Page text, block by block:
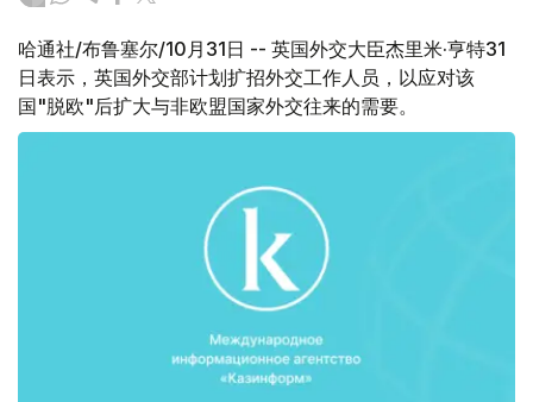
哈通社/布鲁塞尔/10月31日 -- 英国外交大臣杰里米·亨特31
日表示，英国外交部计划扩招外交工作人员，以应对该
国"脱欧"后扩大与非欧盟国家外交往来的需要。